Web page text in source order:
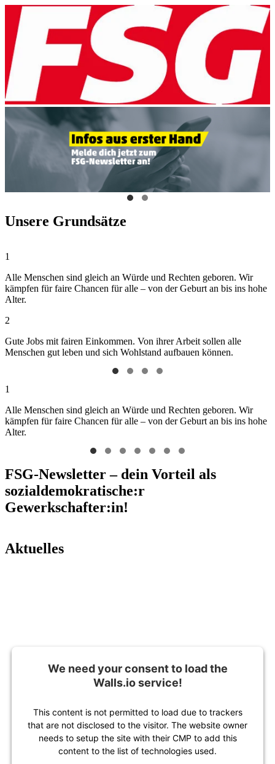
Unsere Grundsätze
1
Alle Menschen sind gleich an Würde und Rechten geboren. Wir
kämpfen für faire Chancen für alle – von der Geburt an bis ins hohe
Alter.
2
Gute Jobs mit fairen Einkommen. Von ihrer Arbeit sollen alle
Menschen gut leben und sich Wohlstand aufbauen können.
1
Alle Menschen sind gleich an Würde und Rechten geboren. Wir
kämpfen für faire Chancen für alle – von der Geburt an bis ins hohe
Alter.
FSG-Newsletter – dein Vorteil als
sozialdemokratische:r
Gewerkschafter:in!
Aktuelles
We need your consent to load the
Walls.io service!
This content is not permitted to load due to trackers
that are not disclosed to the visitor. The website owner
needs to setup the site with their CMP to add this
content to the list of technologies used.